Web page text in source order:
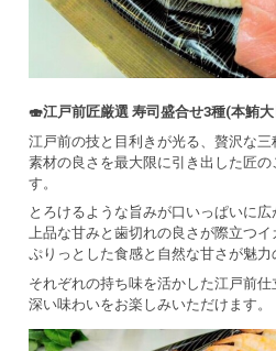
🍣江戸前匠厳選 寿司盛合せ3種(本鮪
江戸前の技と目利きが光る、贅沢な三
素材の良さを最大限に引き出した匠
す。
とろけるような旨みが口いっぱいに広
上品な甘みと歯切れの良さが際立つイ
ぷりっとした食感と自然な甘さが魅力
それぞれの持ち味を活かした江戸前
深い味わいをお楽しみいただけます。